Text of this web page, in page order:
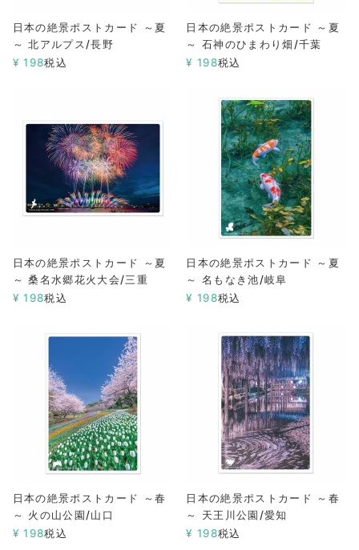
日本の絶景ポストカード ～夏
～ 北アルプス/長野
¥ 198税込
日本の絶景ポストカード ～夏
～ 石神のひまわり畑/千葉
¥ 198税込
日本の絶景ポストカード ～夏
～ 桑名水郷花火大会/三重
¥ 198税込
日本の絶景ポストカード ～夏
～ 名もなき池/岐阜
¥ 198税込
日本の絶景ポストカード ～春
～ 火の山公園/山口
¥ 198税込
日本の絶景ポストカード ～春
～ 天王川公園/愛知
¥ 198税込